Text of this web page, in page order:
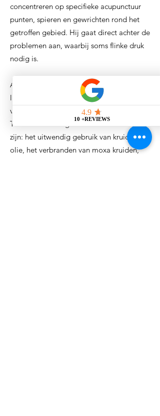
concentreren op specifieke acupunctuur
punten, spieren en gewrichten rond het
getroffen gebied. Hij gaat direct achter de
problemen aan, waarbij soms flinke druk
nodig is.
Aanverwante therapieën die op het
lichaamsoppervlak uitgeoefend worden,
vinden ook hun plaats binnen een
Tuinabehandeling. Voorbeelden hiervan
zijn: het uitwendig gebruik van kruiden
olie, het verbranden van moxa kruiden,